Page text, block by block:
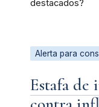
destacados?
Alerta para
Estafa